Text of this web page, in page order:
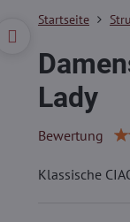
Startseite
Lady
Bewertung
Klassische